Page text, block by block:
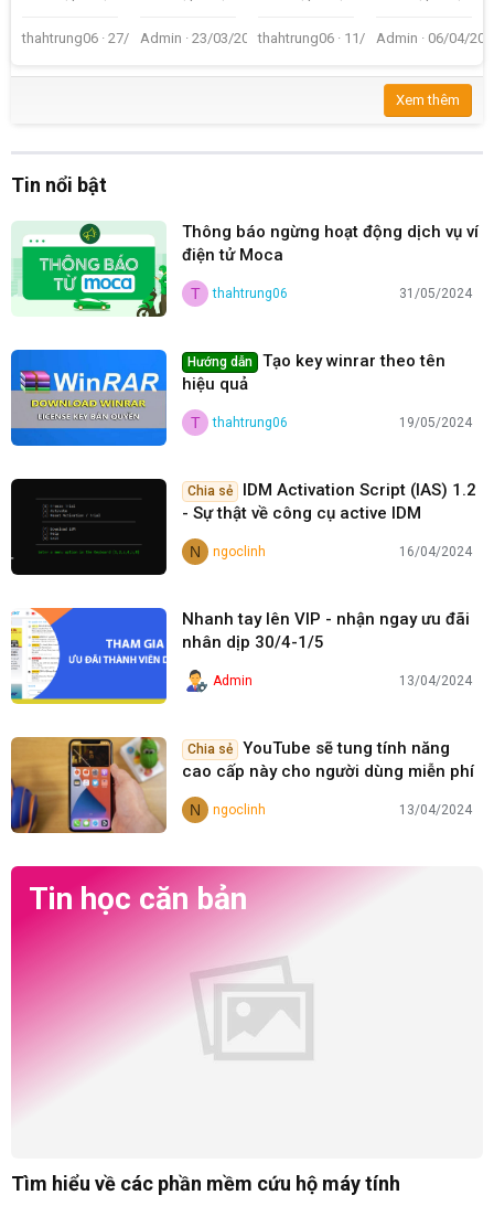
thahtrung06 27/04/2021
Admin 23/03/2024thahtrung06 11/08/2020
Admin 06/04/
Xem thêm
Tin nổi bật
Thông báo ngừng hoạt động dịch vụ ví
điện tử Moca
T thahtrung06 31/05/2024
Hướng dẫn
Tạo key winrar theo tên
hiệu quả
T thahtrung06 19/05/2024
Chia sẻ
IDM Activation Script (IAS) 1.2
- Sự thật về công cụ active IDM
N ngoclinh 16/04/2024
Nhanh tay lên VIP - nhận ngay ưu đãi
nhân dịp 30/4-1/5
Admin 13/04/2024
Chia sẻ
YouTube sẽ tung tính năng
cao cấp này cho người dùng miễn phí
N ngoclinh 13/04/2024
Tin học căn bản
Tìm hiểu về các phần mềm cứu hộ máy tính